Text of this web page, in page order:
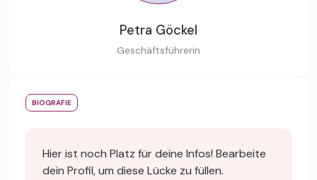
Petra Göckel
Geschäftsführerin
BIOGRAFIE
Hier ist noch Platz für deine Infos! Bearbeite
dein Profil, um diese Lücke zu füllen.